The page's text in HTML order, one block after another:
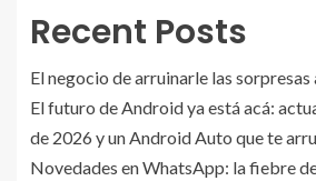
Recent Posts
El negocio de arruinarle las sorpresas
El futuro de Android ya está acá:
de 2026 y un Android Auto que te
Novedades en WhatsApp: la fiebre